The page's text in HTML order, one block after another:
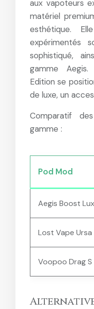
aux vapoteurs
matériel
esthétique.
expérimentés
sophistiqué,
gamme Aegis.
Edition se
de luxe, un
Comparatif
gamme :
Pod Mod
Aegis Boost
Lost Vape
Voopoo Drag S